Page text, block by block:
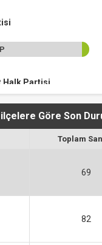
Halk Partisi
Göre Son
Toplam
69
82